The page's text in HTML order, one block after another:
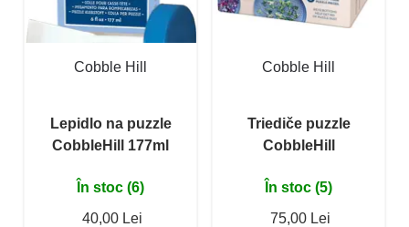
Cobble Hill
Lepidlo na puzzle
CobbleHill 177ml
În stoc (6)
40,00 Lei
Cobble Hill
Triediče puzzle
CobbleHill
În stoc (5)
75,00 Lei